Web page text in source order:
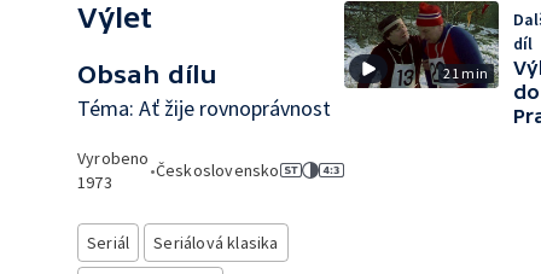
Výlet
Obsah dílu
Téma: Ať žije rovnoprávnost
Vyrobeno
1973
•Československo
Seriál
Seriálová klasika
21 min
díl
do